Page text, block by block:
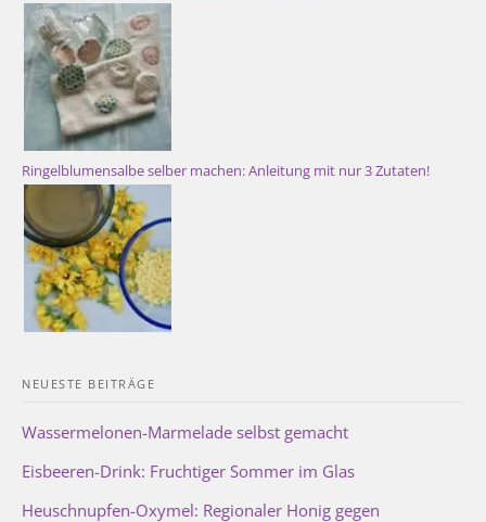
Ringelblumensalbe selber machen: Anleitung mit nur 3 Zutaten!
NEUESTE BEITRÄGE
Wassermelonen-Marmelade selbst gemacht
Eisbeeren-Drink: Fruchtiger Sommer im Glas
Heuschnupfen-Oxymel: Regionaler Honig gegen